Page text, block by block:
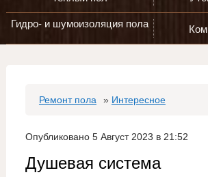
Гидро- и шумоизоляция пола
Ремонт пола » Интересное
Опубликовано 5 Август 2023 в 21:52
Душевая система